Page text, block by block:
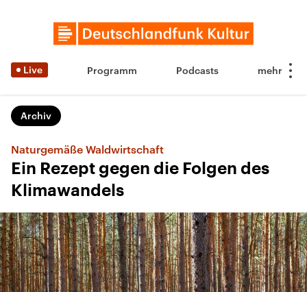
Live Programm Podcasts
Archiv
Naturgemäße Waldwirtschaft
Ein Rezept gegen die Folgen des
Klimawandels